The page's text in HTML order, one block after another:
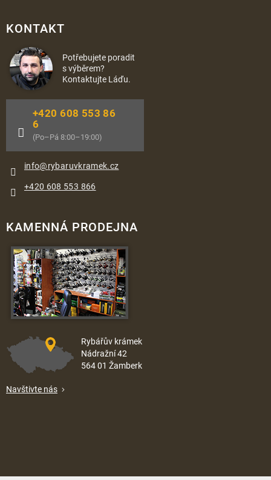
KONTAKT
Potřebujete poradit
s výběrem?
Kontaktujte Láďu.
info@rybaruvkramek.cz
+420 608 553 86
6
(Po–Pá 8:00–19:00)
+420 608 553 866
KAMENNÁ PRODEJNA
Rybářův krámek
Nádražní 42
564 01 Žamberk
Navštivte nás